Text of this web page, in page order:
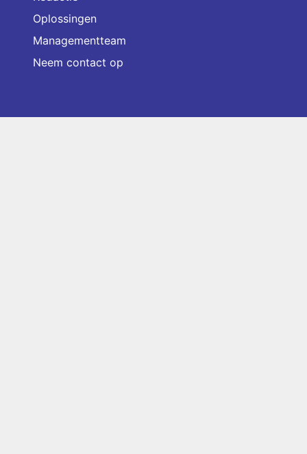
Oplossingen
Managementteam
Neem contact op